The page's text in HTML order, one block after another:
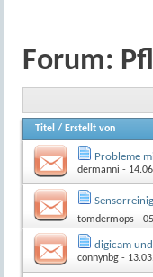
Forum:
Titel / Erstellt von
Probleme
dermanni -
tomdermops -
digicam
connynbg -